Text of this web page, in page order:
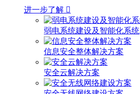
进一步了解 
弱电系统建设及智能化系统
信息安全整体解决方案
安全云解决方案